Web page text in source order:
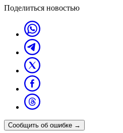
Поделиться новостью
Сообщить об ошибке →